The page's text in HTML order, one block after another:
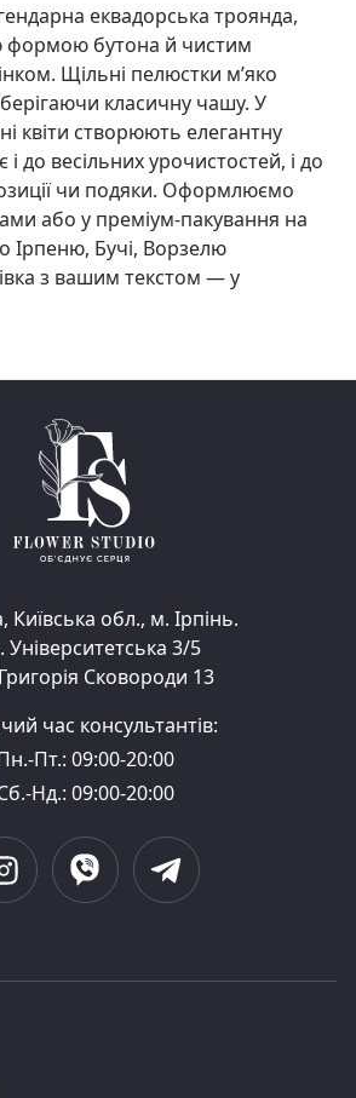
еквадорська троянда,
формою бутона й чистим
Щільні пелюстки м’яко
класичну чашу. У
квіти створюють елегантну
до весільних урочистостей, і до
чи подяки. Оформлюємо
або у преміум‑пакування на
Ірпеню, Бучі, Ворзелю
з вашим текстом — у
Київська обл., м. Ірпінь.
Університетська 3/5
Сковороди 13
час консультантів:
Пт.: 09:00-20:00
Нд.: 09:00-20:00